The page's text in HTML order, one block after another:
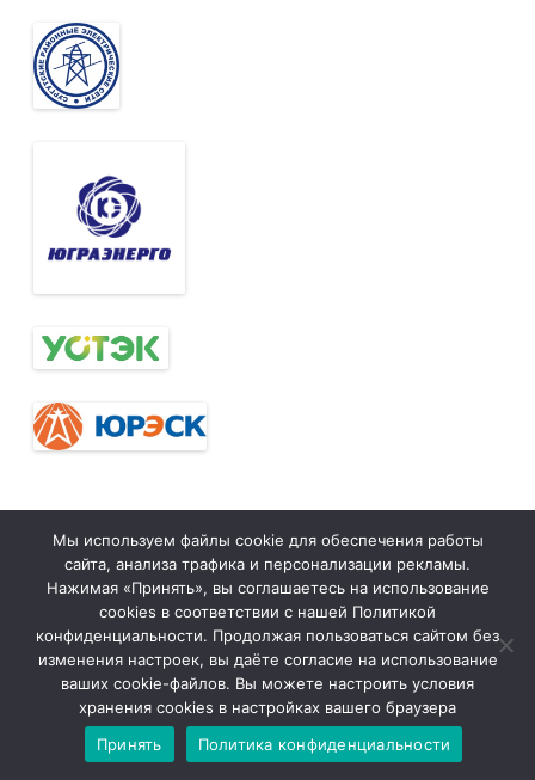
Тюменская
межрегиональная
организация
Общественной
организации
«Всероссийский
Электропрофсоюз»
tymelprof.ru ZeroGravityАвтор:
GalussoThemes.com
Работает на
WordPress
Мы используем файлы cookie для обеспечения работы
сайта, анализа трафика и персонализации рекламы.
Нажимая «Принять», вы соглашаетесь на использование
cookies в соответствии с нашей Политикой
конфиденциальности. Продолжая пользоваться сайтом без
изменения настроек, вы даёте согласие на использование
ваших cookie-файлов. Вы можете настроить условия
хранения cookies в настройках вашего браузера
Принять
Политика конфиденциальности